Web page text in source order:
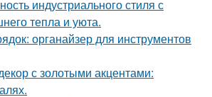
индустриального стиля с
тепла и уюта.
органайзер для инструментов
с золотыми акцентами: